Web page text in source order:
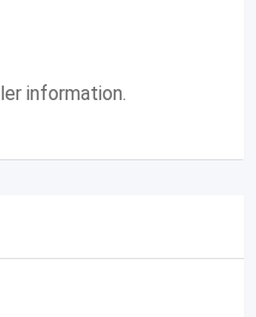
information.